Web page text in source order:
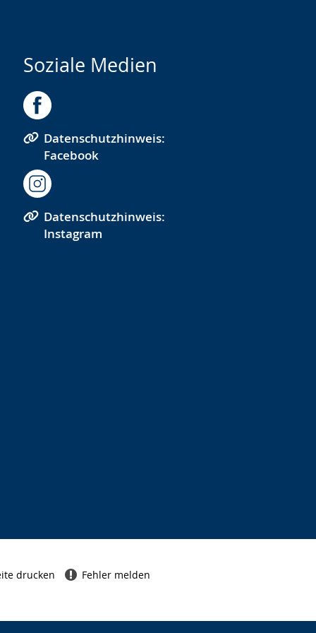
Soziale Medien
Datenschutzhinweis:
Facebook
Datenschutzhinweis:
Instagram
drucken Fehler melden